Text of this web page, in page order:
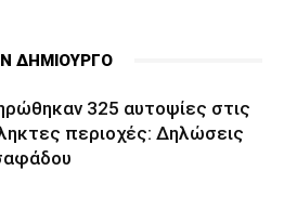
ΔΗΜΙΟΥΡΓΟ
325 αυτοψίες στις
περιοχές: Δηλώσεις